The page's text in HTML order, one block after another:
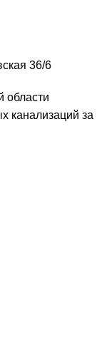
36/6
области
канализаций за